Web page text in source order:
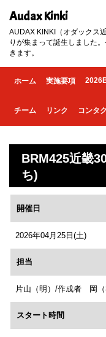
Audax Kinki
AUDAX KINKI（オダックス
りが集まって誕生しました
きます。
ホーム 実施要項
チーム リンク コンタ
BRM425近畿
ち)
開催日
2026年04月25日(土)
担当
片山（明）/作成者 岡（
スタート時間